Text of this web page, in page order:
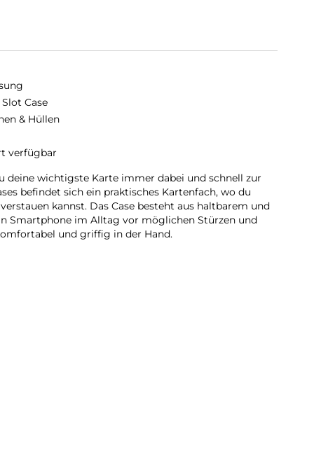
Case
& Hüllen
verfügbar
deine wichtigste Karte immer dabei und schnell zur
befindet sich ein praktisches Kartenfach, wo du
kannst. Das Case besteht aus haltbarem und
Smartphone im Alltag vor möglichen Stürzen und
und griffig in der Hand.